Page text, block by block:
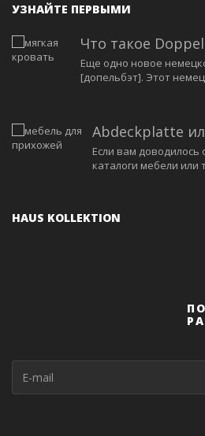
УЗНАЙТЕ ПЕРВЫМИ
Что такое
Еще одно новое
[допельбэт]. Этот
Abdeckplatte
Если вам
каталоги мебели или
HAUS KOLLEKTION